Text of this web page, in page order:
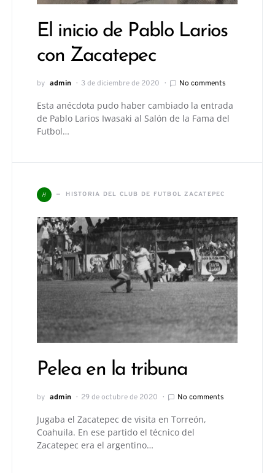
El inicio de Pablo Larios
con Zacatepec
by admin 3 de diciembre de 2020 No comments
Esta anécdota pudo haber cambiado la entrada
de Pablo Larios Iwasaki al Salón de la Fama del
Futbol…
H HISTORIA DEL CLUB DE FUTBOL ZACATEPEC
Pelea en la tribuna
by admin 29 de octubre de 2020 No comments
Jugaba el Zacatepec de visita en Torreón,
Coahuila. En ese partido el técnico del
Zacatepec era el argentino…